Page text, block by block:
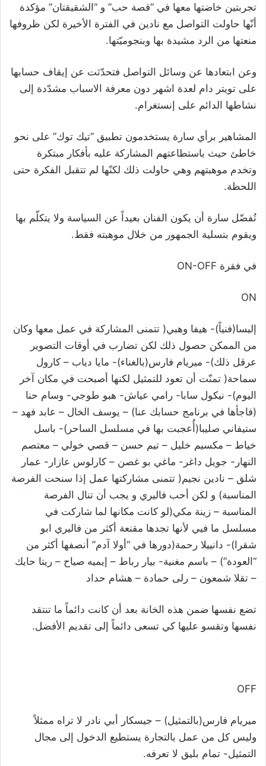
تجربتين خاضتها معها في “قصة حب” و “الشقيقتان” مؤكدة
أنّها حاولت التواصل مع نادين في الفترة الأخيرة لكن ظروفها
منعتها من الرد مشيدة بها وبنجوميّتها.
وعن ابتعادها عن وسائل التواصل فتحدّثت عن إيقاف حسابها
على تويتر دام لعدة اشهر دون معرفة الاسباب مشدّدة إلى
نشاطها الدائم على إنستغرام.
المشاهير برأي سارة يستخدمون تطبيق “تيك توك” على نحو
خاطئ حيث باستطاعتهم المشاركة عليه بأفكار مبتكرة
وتخدم موهبتهم وهي حاولت ذلك لكنّها لم تتقبل الفكرة حتى
اللحظة.
تُفضّل سارة أن يكون الفنان بعيداً عن السياسة ولا يتكلّم بها
ويقوم بتسلية الجمهور من خلال موهبته فقط.
في فقرة ON-OFF
ON
إليسا(فنياً)- هيفا وهبي( تتمنى المشاركة في عمل معها وكان
من الممكن حصول ذلك لكن تضارب في أوقات التصوير
عرقل ذلك)- ميريام فارس(بالغناء)- مايا دياب – كارول
سماحة( تمنّت أن تعود للتمثيل لكنها أصبحت في مكان آخر
اليوم)- نيكول سابا- رامي عياش- هبو طوجي- وسام حنا
(فاجأها في برنامج حسابك عنا) – يوسف الخال – عابد فهد –
ستيفاني صليبا(أُعجبت بها في مسلسل الساحر)- باسل
خياط – مكسيم خليل – تيم حسن – قصي خولي – معتصم
النهار- جويل داغر- ماغي بو غصن – كارلوس عازار- عمار
شلق – نادين نجيم( تتمنى مشاركتها عمل إذا سنحت الفرصة
المناسبة) و لكن أحب فاليري و يجب أن تنال الفرصة
المناسبة – زينة مكي(لو كانت مكانها لما شاركت في
مسلسل ما فيي لأنها تجدها مقنعة أكثر من فاليري ابو
شقرا)- دانييلا رحمة(دورها في “أولا آدم” أنصفها أكثر من
“العودة”) – باسم مغنية- بيار رباط – إيميه صياح – ريتا حايك
– تقلا شمعون – رلى حمادة – هشام حداد
تضع نفسها ضمن هذه الخانة بعد أن كانت دائماً ما تنتقد
نفسها وتقسو عليها كي تسعى دائماً إلى تقديم الأفضل.
OFF
ميريام فارس(بالتمثيل) – جيسكار أبي نادر لا تراه ممثلاً
وليس كل من عمل بالتجارة يستطيع الدخول إلى مجال
التمثيل- تمام بليق لا تعرفه.